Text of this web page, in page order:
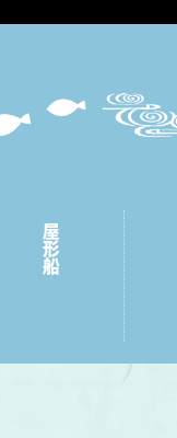
屋形船